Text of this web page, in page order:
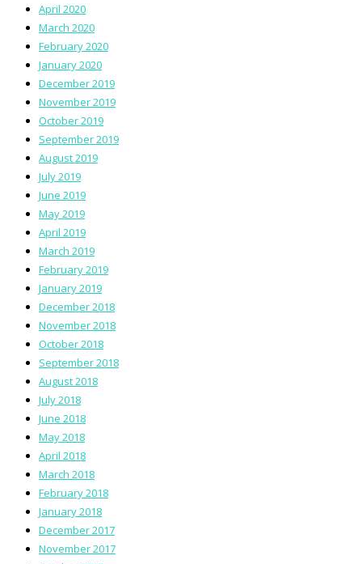
April 2020
March 2020
February 2020
January 2020
December 2019
November 2019
October 2019
September 2019
August 2019
July 2019
June 2019
May 2019
April 2019
March 2019
February 2019
January 2019
December 2018
November 2018
October 2018
September 2018
August 2018
July 2018
June 2018
May 2018
April 2018
March 2018
February 2018
January 2018
December 2017
November 2017